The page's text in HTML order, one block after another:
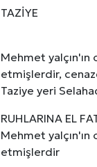
TAZİYE
Mehmet yalçın'ın
etmişlerdir,
Taziye yeri
RUHLARINA EL
Mehmet yalçın'ın
etmişlerdir